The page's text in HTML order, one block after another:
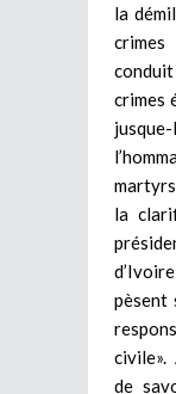
la
conduit
crimes
la
pèsent
civile».
de